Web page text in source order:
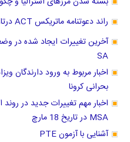
راند دعوتنامه ماتریکس ACT درتاریخ 2 مارچ 2020 برگزار گردید.
آخرین تغییرات ایجاد شده در
SA
اخبار مربوط به ورود دارندگان
بحرانی کرونا
MSA در تاریخ 18 مارچ
آشنایی با آزمون PTE